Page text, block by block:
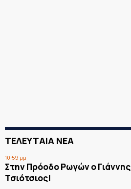
ΤΕΛΕΥΤΑΙΑ ΝΕΑ
10:59 μμ
Στην Πρόοδο Ρωγών ο Γιάννης
Τσιότσιος!